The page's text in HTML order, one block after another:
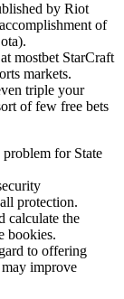
by Riot
of
mostbet StarCraft
markets.
triple your
of few free bets
for State
protection.
calculate the
bookies.
to offering
improve